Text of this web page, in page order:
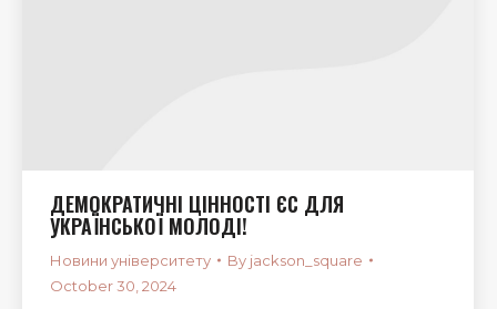
ДЕМОКРАТИЧНІ ЦІННОСТІ ЄС ДЛЯ
УКРАЇНСЬКОЇ МОЛОДІ!
Новини університету By jackson_square
October 30, 2024